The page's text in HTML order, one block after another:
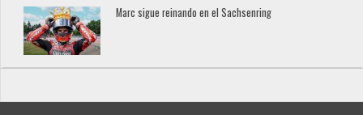
Marc sigue reinando en el Sachsenring